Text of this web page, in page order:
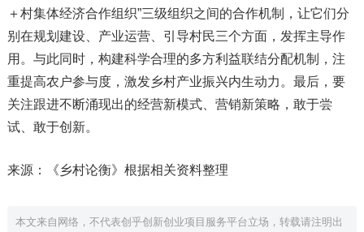
＋村集体经济合作组织”三级组织之间的合作机制，让它们分
别在规划建设、产业运营、引导村民三个方面，发挥主导作
用。与此同时，构建科学合理的多方利益联结分配机制，注
重提高农户参与度，激发乡村产业振兴内生动力。最后，要
关注跟进不断涌现出的经营新模式、营销新策略，敢于尝
试、敢于创新。
来源：《乡村论衡》根据相关资料整理
本文来自网络，不代表创乎创新创业项目服务平台立场，转载请注明出